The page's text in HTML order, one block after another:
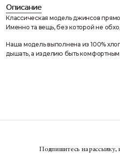
Описание
Классическая модель джинсов
Именно та вещь, без которой не
Наша модель выполнена из 100%
дышать, а изделию быть комфортным
Подпишитесь на рассылку,